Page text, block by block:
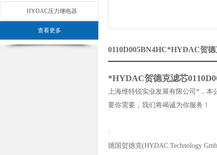
HYDAC压力继电器
查看更多
0110D005BN4HC*HYDAC贺
*HYDAC贺德克滤芯
上海维特锐实业发展有限公司*，本
要你需要，我们将竭诚为你服务！
:
德国贺德克(HYDAC Technology